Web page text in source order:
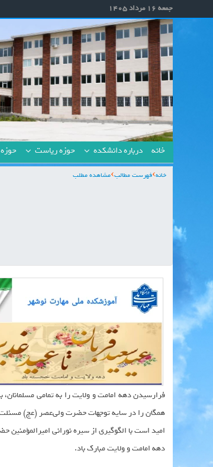
جمعه 16 مرداد 1405
خانه درباره دانشکده حوزه ریاست
خانه فهرست مطالب مشاهده مطلب
فرارسیدن دهه امامت و ولایت را به تمامی
همگان را در سایه توجهات حضرت ولی‌عصر (عج)
امید است با الگوگیری از سیره نورانی
دهه امامت و ولایت مبارک باد.